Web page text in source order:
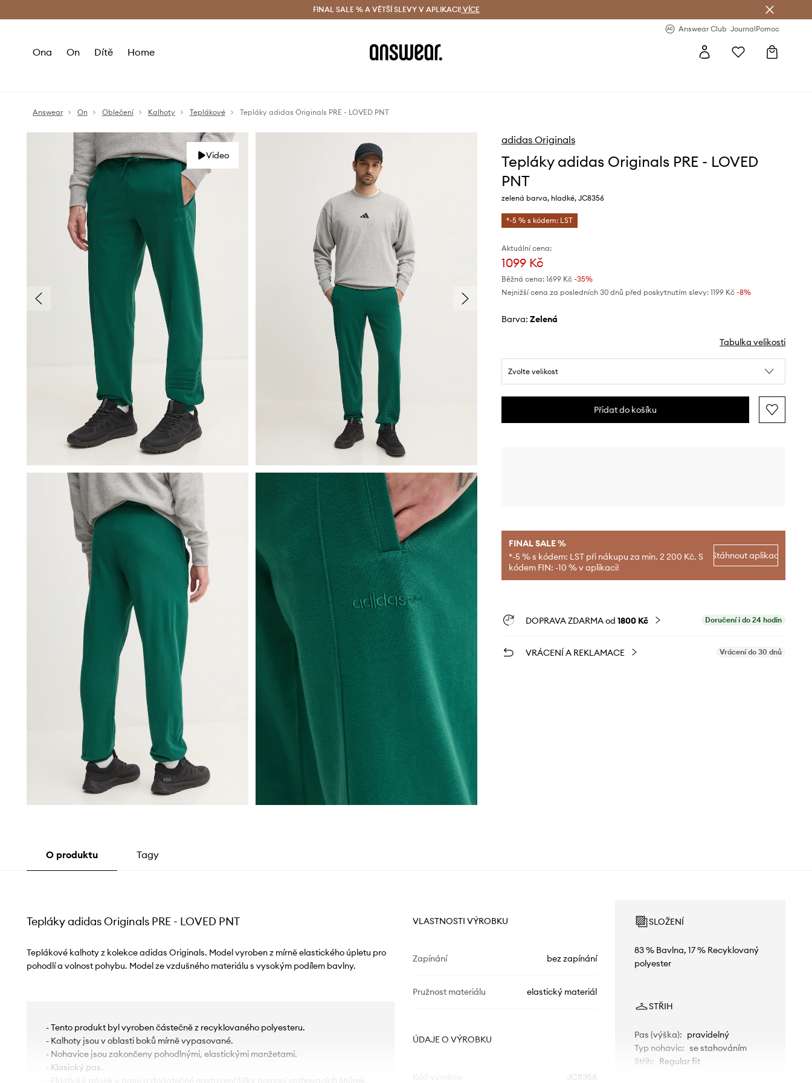
Doručení a vrácení zdarma (od 1800 Kč) Doručení i do 24 h
FINAL SALE % A VĚTŠÍ SLEVY V APLIKACI! VÍCE
Answear Club JournalPomoc
Ona On Dítě Home
Answear On Oblečení Kalhoty Teplákové Tepláky adidas Originals PRE - LOVED PNT
Video
adidas Originals
Tepláky adidas Originals PRE - LOVED
PNT
zelená barva, hladké, JC8356
*-5 % s kódem: LST
Aktuální cena:
1099 Kč
Běžná cena: 1699 Kč-35%
Nejnižší cena za posledních 30 dnů před poskytnutím slevy: 1199 Kč -8%
Barva: zelená
Tabulka velikosti
Zvolte velikost
Přidat do košíku
FINAL SALE %
*-5 % s kódem: LST při nákupu za min. 2 200 Kč. S
kódem FIN: -10 % v aplikaci!
Stáhnout aplikaci
DOPRAVA ZDARMA od 1800 Kč Doručení i do 24 hodin
VRÁCENÍ A REKLAMACE Vrácení do 30 dnů
O produktu Tagy
Tepláky adidas Originals PRE - LOVED PNT
Teplákové kalhoty z kolekce adidas Originals. Model vyroben z mírně elastického úpletu pro
pohodlí a volnost pohybu. Model ze vzdušného materiálu s vysokým podílem bavlny.
- Tento produkt byl vyroben částečně z recyklovaného polyesteru.
- Kalhoty jsou v oblasti boků mírně vypasované.
- Nohavice jsou zakončeny pohodlnými, elastickými manžetami.
- Klasický pas.
- Elastický pásek v pase a dodatečné nastavení šířky pomocí stahovacích šňůrek,
VLASTNOSTI VÝROBKU
Zapínání bez zapínání
Pružnost materiálu elastický materiál
ÚDAJE O VÝROBKU
JC8356
SLOŽENÍ
83 % Bavlna, 17 % Recyklovaný
polyester
STŘIH
Pas (výška): pravidelný
Typ nohavic: se stahováním
Střih: Regular fit